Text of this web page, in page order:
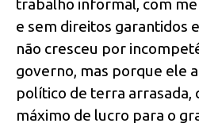
trabalho informal, com
e sem direitos garantidos
não cresceu por
governo, mas porque ele
político de terra arrasada,
máximo de lucro para o